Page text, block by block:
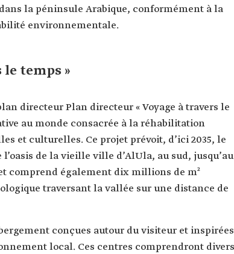
la péninsule Arabique, conformément à la
environnementale.
temps »
directeur Plan directeur « Voyage à travers le
au monde consacrée à la réhabilitation
et culturelles. Ce projet prévoit, d’ici 2035, le
de la vieille ville d’AlUla, au sud, jusqu’au
comprend également dix millions de m²
traversant la vallée sur une distance de
conçues autour du visiteur et inspirées
local. Ces centres comprendront divers